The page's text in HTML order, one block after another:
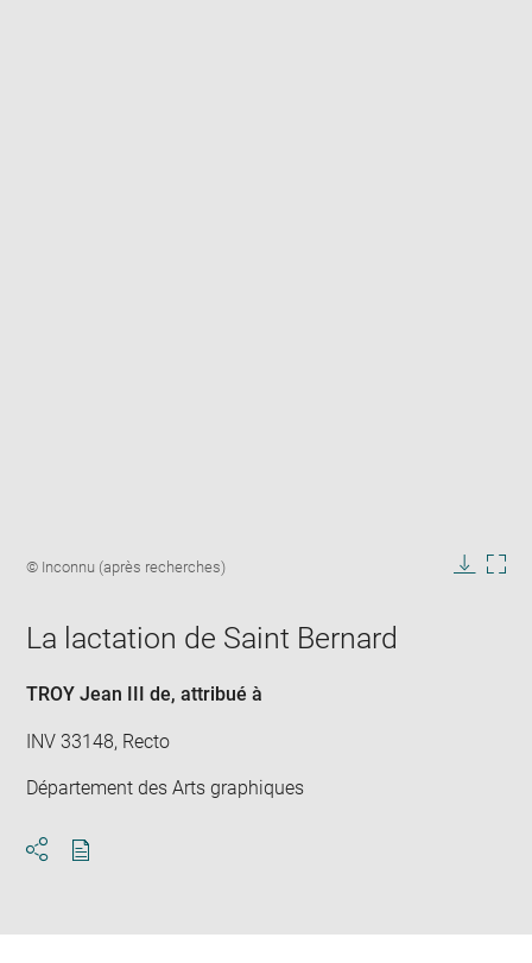
window
Image
© Inconnu (après recherches)
La lactation de Saint Bernard
TROY Jean III de, attribué à
INV 33148, Recto
Département des Arts graphiques